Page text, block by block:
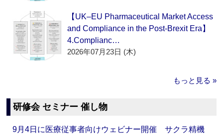
【UK–EU Pharmaceutical Market Access
and Compliance in the Post-Brexit Era】
4.Complianc…
2026年07月23日 (木)
もっと見る »
研修会 セミナー 催し物
9月4日に医療従事者向けウェビナー開催 サクラ精機